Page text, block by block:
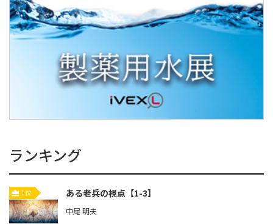
ランキング
1位 ある老兵の視点【1-3】
中尾 明夫